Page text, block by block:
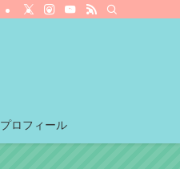
プロフィール